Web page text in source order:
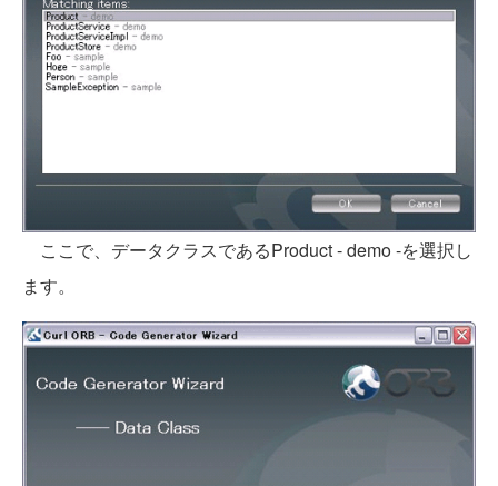
ここで、データクラスであるProduct - demo -を選択し
ます。